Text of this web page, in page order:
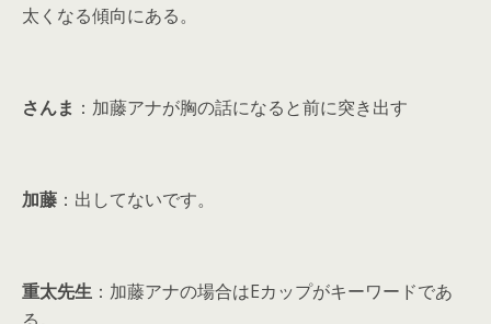
太くなる傾向にある。
さんま ：加藤アナが胸の話になると前に突き出す
加藤 ：出してないです。
重太先生 ：加藤アナの場合はEカップがキーワードであ